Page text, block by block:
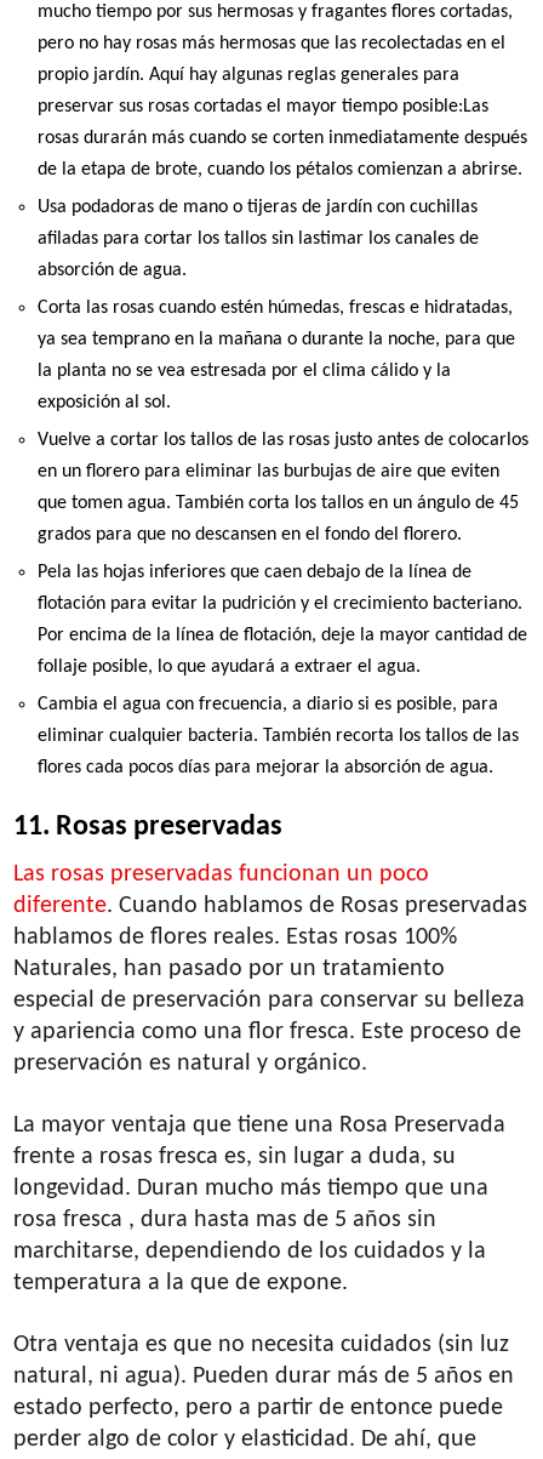
mucho tiempo por sus hermosas y fragantes flores cortadas,
pero no hay rosas más hermosas que las recolectadas en el
propio jardín. Aquí hay algunas reglas generales para
preservar sus rosas cortadas el mayor tiempo posible:Las
rosas durarán más cuando se corten inmediatamente después
de la etapa de brote, cuando los pétalos comienzan a abrirse.
Usa podadoras de mano o tijeras de jardín con cuchillas
afiladas para cortar los tallos sin lastimar los canales de
absorción de agua.
Corta las rosas cuando estén húmedas, frescas e hidratadas,
ya sea temprano en la mañana o durante la noche, para que
la planta no se vea estresada por el clima cálido y la
exposición al sol.
Vuelve a cortar los tallos de las rosas justo antes de colocarlos
en un florero para eliminar las burbujas de aire que eviten
que tomen agua. También corta los tallos en un ángulo de 45
grados para que no descansen en el fondo del florero.
Pela las hojas inferiores que caen debajo de la línea de
flotación para evitar la pudrición y el crecimiento bacteriano.
Por encima de la línea de flotación, deje la mayor cantidad de
follaje posible, lo que ayudará a extraer el agua.
Cambia el agua con frecuencia, a diario si es posible, para
eliminar cualquier bacteria. También recorta los tallos de las
flores cada pocos días para mejorar la absorción de agua.
11. Rosas preservadas
Las rosas preservadas funcionan un poco
diferente. Cuando hablamos de Rosas preservadas
hablamos de flores reales. Estas rosas 100%
Naturales, han pasado por un tratamiento
especial de preservación para conservar su belleza
y apariencia como una flor fresca. Este proceso de
preservación es natural y orgánico.
La mayor ventaja que tiene una Rosa Preservada
frente a rosas fresca es, sin lugar a duda, su
longevidad. Duran mucho más tiempo que una
rosa fresca , dura hasta mas de 5 años sin
marchitarse, dependiendo de los cuidados y la
temperatura a la que de expone.
Otra ventaja es que no necesita cuidados (sin luz
natural, ni agua). Pueden durar más de 5 años en
estado perfecto, pero a partir de entonce puede
perder algo de color y elasticidad. De ahí, que